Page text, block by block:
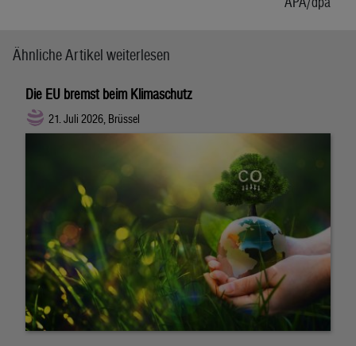
Ähnliche Artikel weiterlesen
Die EU bremst beim Klimaschutz
21. Juli 2026, Brüssel